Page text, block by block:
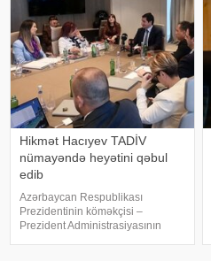
Hikmət Hacıyev TADİV
nümayəndə heyətini qəbul
edib
Azərbaycan Respublikası
Prezidentinin köməkçisi –
Prezident Administrasiyasının